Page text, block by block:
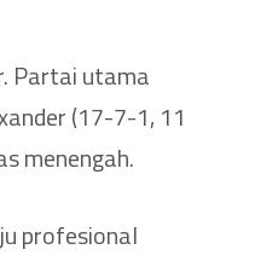
Partai utama
(17-7-1, 11
menengah.
profesional